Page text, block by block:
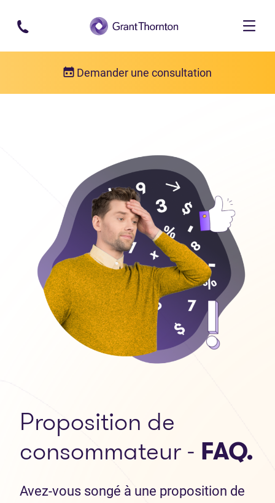
Passer au contenu principal
Demander une consultation
Proposition de
consommateur - FAQ.
Avez-vous songé à une proposition de